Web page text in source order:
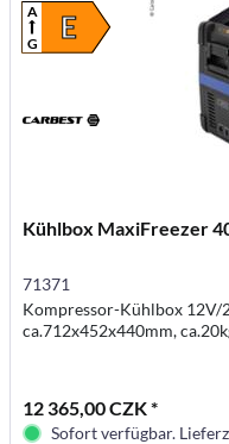
E
A
G
Kühlbox MaxiFreezer
71371
Kompressor-Kühlbox 12V/
ca.712x452x440mm,
12 365,00 CZK *
Sofort verfügbar.